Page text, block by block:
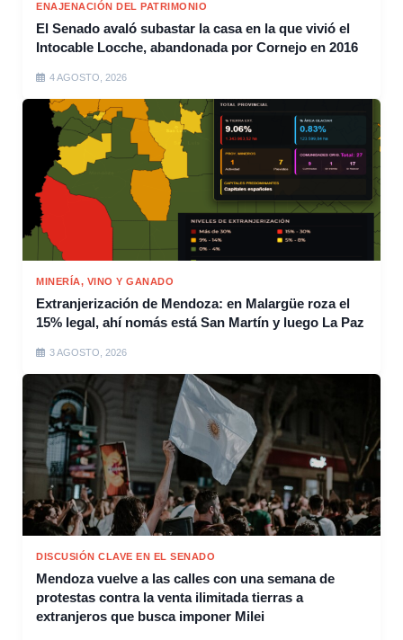
ENAJENACIÓN DEL PATRIMONIO
El Senado avaló subastar la casa en la que vivió el
Intocable Locche, abandonada por Cornejo en 2016
4 AGOSTO, 2026
MINERÍA, VINO Y GANADO
Extranjerización de Mendoza: en Malargüe roza el
15% legal, ahí nomás está San Martín y luego La Paz
3 AGOSTO, 2026
DISCUSIÓN CLAVE EN EL SENADO
Mendoza vuelve a las calles con una semana de
protestas contra la venta ilimitada tierras a
extranjeros que busca imponer Milei